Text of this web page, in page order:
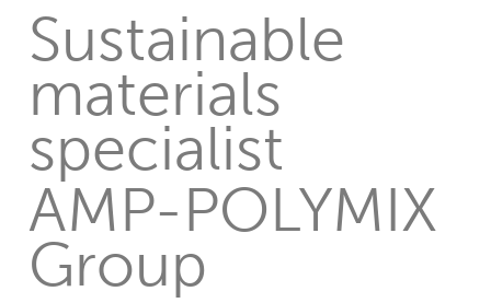
Sustainable
materials
specialist
AMP-POLYMIX
Group